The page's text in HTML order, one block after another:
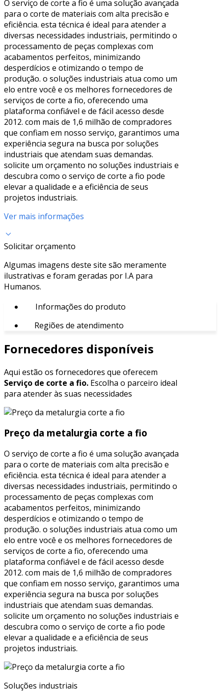
O serviço de corte a fio é uma solução avançada
para o corte de materiais com alta precisão e
eficiência. esta técnica é ideal para atender a
diversas necessidades industriais, permitindo o
processamento de peças complexas com
acabamentos perfeitos, minimizando
desperdícios e otimizando o tempo de
produção. o soluções industriais atua como um
elo entre você e os melhores fornecedores de
serviços de corte a fio, oferecendo uma
plataforma confiável e de fácil acesso desde
2012. com mais de 1,6 milhão de compradores
que confiam em nosso serviço, garantimos uma
experiência segura na busca por soluções
industriais que atendam suas demandas.
solicite um orçamento no soluções industriais e
descubra como o serviço de corte a fio pode
elevar a qualidade e a eficiência de seus
projetos industriais.
Ver mais informações
Solicitar orçamento
Algumas imagens deste site são meramente
ilustrativas e foram geradas por I.A para
Humanos.
Informações do produto
Regiões de atendimento
Fornecedores disponíveis
Aqui estão os fornecedores que oferecem
Serviço de corte a fio. Escolha o parceiro ideal
para atender às suas necessidades
Preço da metalurgia corte a fio
O serviço de corte a fio é uma solução avançada
para o corte de materiais com alta precisão e
eficiência. esta técnica é ideal para atender a
diversas necessidades industriais, permitindo o
processamento de peças complexas com
acabamentos perfeitos, minimizando
desperdícios e otimizando o tempo de
produção. o soluções industriais atua como um
elo entre você e os melhores fornecedores de
serviços de corte a fio, oferecendo uma
plataforma confiável e de fácil acesso desde
2012. com mais de 1,6 milhão de compradores
que confiam em nosso serviço, garantimos uma
experiência segura na busca por soluções
industriais que atendam suas demandas.
solicite um orçamento no soluções industriais e
descubra como o serviço de corte a fio pode
elevar a qualidade e a eficiência de seus
projetos industriais.
Soluções industriais